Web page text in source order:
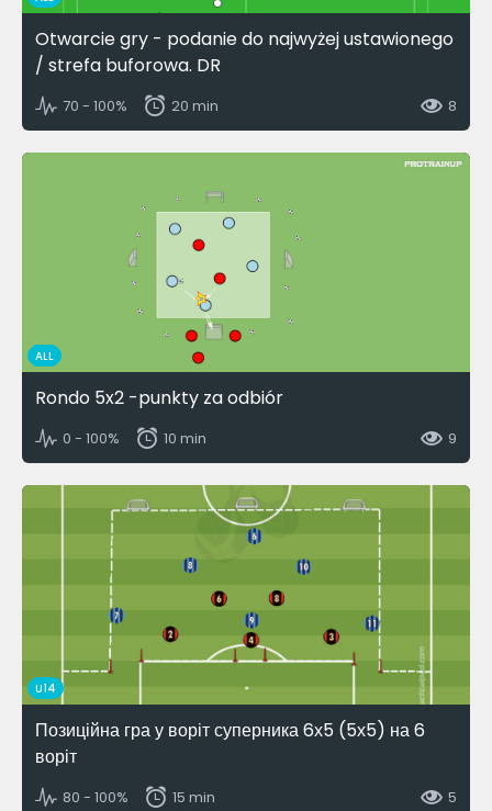
Otwarcie gry - podanie do najwyżej ustawionego
/ strefa buforowa. DR
70 - 100% 20 min 8
ALL
Rondo 5x2 -punkty za odbiór
0 - 100% 10 min 9
U14
Позиційна гра у воріт суперника 6х5 (5х5) на 6
воріт
80 - 100% 15 min 5